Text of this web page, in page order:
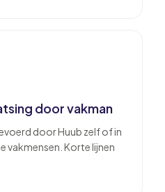
door vakman
door Huub zelf of in
vakmensen. Korte lijnen